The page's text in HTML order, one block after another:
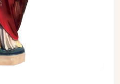
- Serce Pana Jezusa 80